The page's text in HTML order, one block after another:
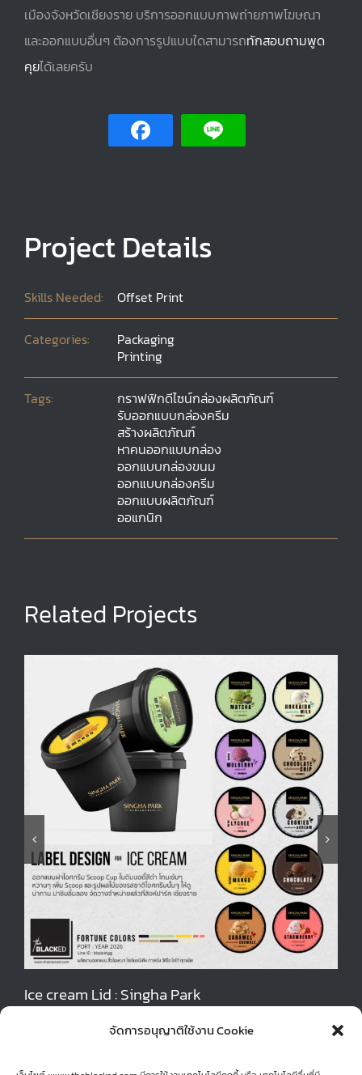
จัดการอนุญาติใช้งาน Cookie
เมืองจังหวัดเชียงราย บริการออกแบบภาพถ่ายภาพโฆษณา
และออกแบบอื่นๆ ต้องการรูปแบบใดสามารถทักสอบถามพูด
คุยได้เลยครับ
Project Details
Skills Needed: Offset Print
Categories:
Packaging
Printing
Tags:
กราฟฟิกดีไซน์กล่องผลิตภัณฑ์
รับออกแบบกล่องครีม
สร้างผลิตภัณฑ์
หาคนออกแบบกล่อง
ออกแบบกล่องขนม
ออกแบบกล่องครีม
ออกแบบผลิตภัณฑ์
ออแกนิก
Related Projects
Ice cream Lid : Singha Park